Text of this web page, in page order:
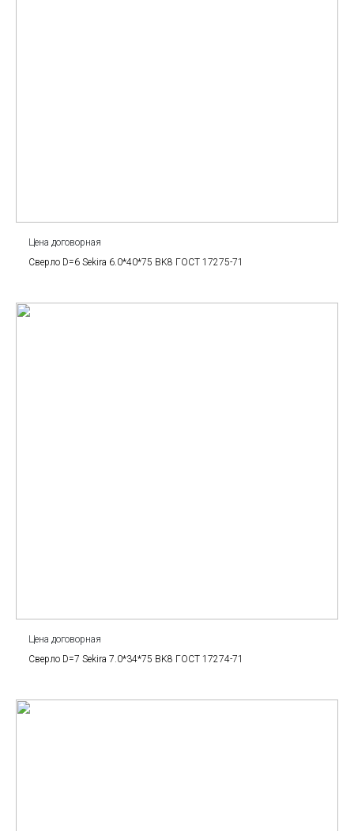
Цена договорная
Сверло D=6 Sekira 6.0*40*75 BK8 ГОСТ 17275-71
Цена договорная
Сверло D=7 Sekira 7.0*34*75 BK8 ГОСТ 17274-71